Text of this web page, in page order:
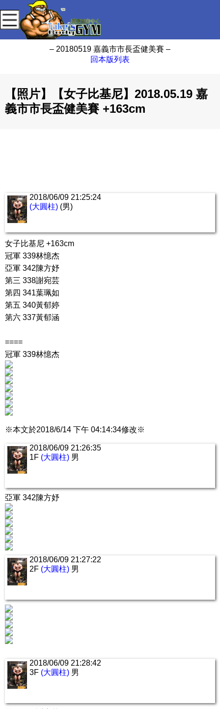
– 20180519 嘉義市市長盃健美賽 –
回本版列表
【照片】【女子比基尼】2018.05.19 嘉
義市市長盃健美賽 +163cm
2018/06/09 21:25:24
(大圓柱) (男)
女子比基尼 +163cm
冠軍 339林憶杰
亞軍 342陳方妤
第三 338謝宛芸
第四 341葉珮如
第五 340黃郁婷
第六 337黃郁涵
====
冠軍 339林憶杰
※本文於2018/6/14 下午 04:14:34修改※
2018/06/09 21:26:35
1F (大圓柱) 男
亞軍 342陳方妤
2018/06/09 21:27:22
2F (大圓柱) 男
2018/06/09 21:28:42
3F (大圓柱) 男